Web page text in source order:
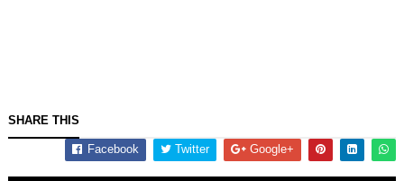
SHARE THIS
Facebook Twitter Google+